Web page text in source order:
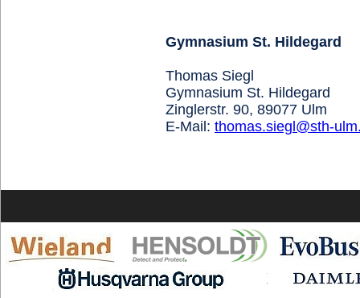
Gymnasium St. Hildegard
Thomas Siegl
Gymnasium St. Hildegard
Zinglerstr. 90, 89077 Ulm
E-Mail: thomas.siegl@sth-